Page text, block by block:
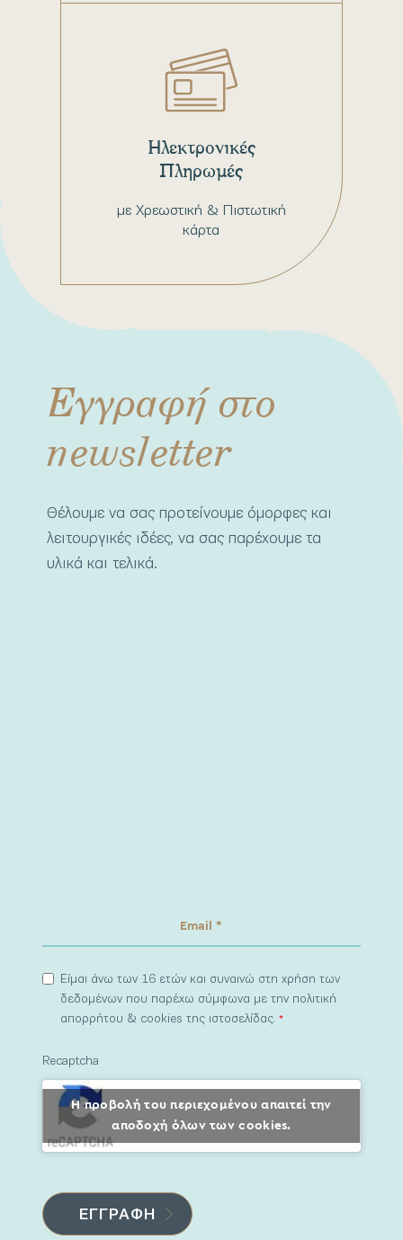
με Χρεωστική & Πιστωτική
κάρτα
Ηλεκτρονικές
Πληρωμές
Εγγραφή στο
newsletter
Θέλουμε να σας προτείνουμε όμορφες και
λειτουργικές ιδέες, να σας παρέχουμε τα
υλικά και τελικά.
Είμαι άνω των 16 ετών και συναινώ στη χρήση των
δεδομένων που παρέχω σύμφωνα με την πολιτική
απορρήτου & cookies της ιστοσελίδας.*
Recaptcha
Η προβολή του περιεχομένου απαιτεί την
αποδοχή όλων των cookies.